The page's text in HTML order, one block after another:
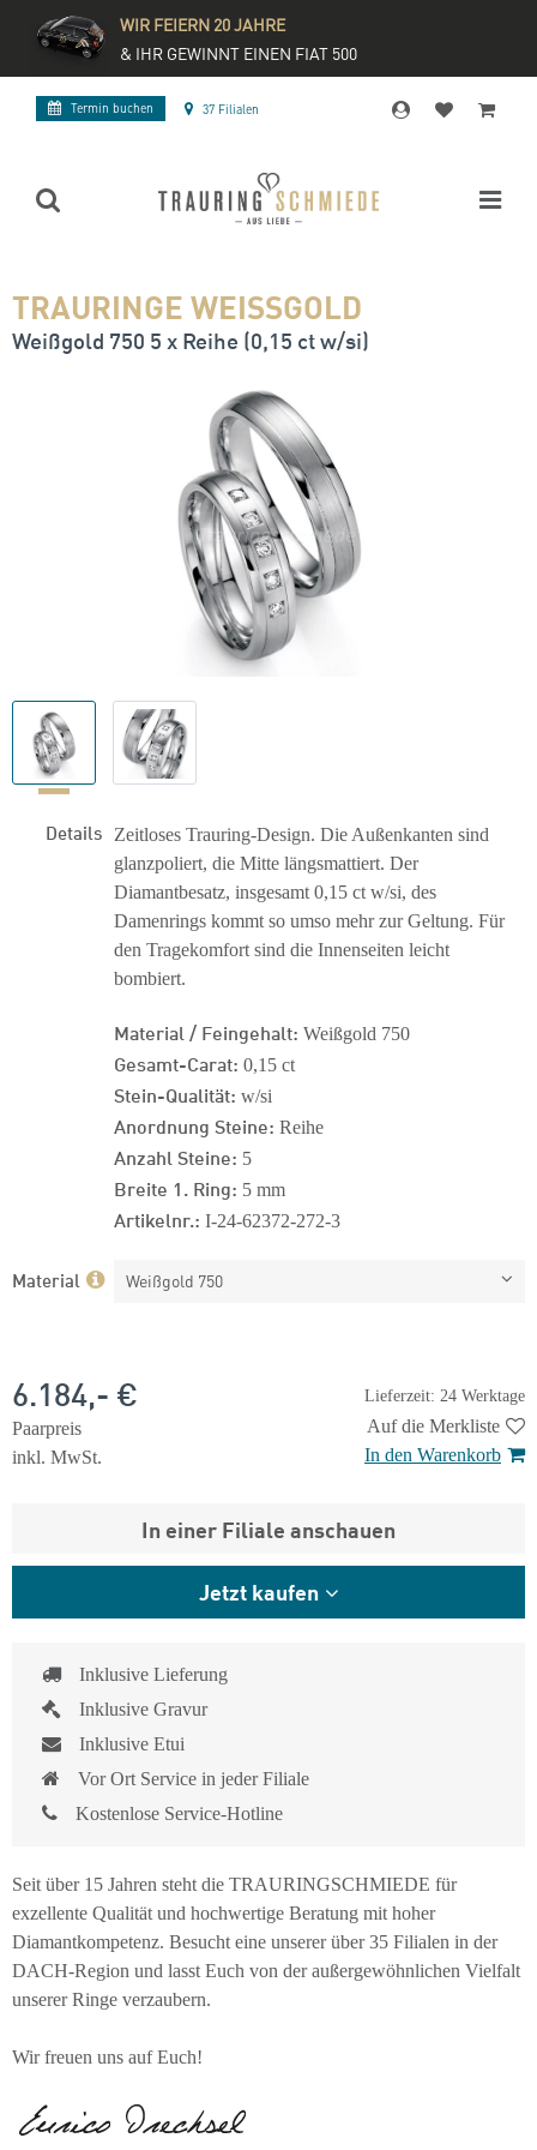
WIR FEIERN 20 JAHRE
& IHR GEWINNT EINEN FIAT 500
Termin buchen 37 Filialen
TRAURINGE WEISSGOLD
Weißgold 750 5 x Reihe (0,15 ct w/si)
Details
Zeitloses Trauring-Design. Die Außenkanten sind
glanzpoliert, die Mitte längsmattiert. Der
Diamantbesatz, insgesamt 0,15 ct w/si, des
Damenrings kommt so umso mehr zur Geltung. Für
den Tragekomfort sind die Innenseiten leicht
bombiert.
Material / Feingehalt: Weißgold 750
Gesamt-Carat: 0,15 ct
Stein-Qualität: w/si
Anordnung Steine: Reihe
Anzahl Steine: 5
Breite 1. Ring: 5 mm
Artikelnr.: I-24-62372-272-3
Material Weißgold 750
Lieferzeit: 24 Werktage
6.184,- €
Paarpreis
inkl. MwSt.
Auf die Merkliste
In den Warenkorb
In einer Filiale anschauen
Jetzt kaufen
Inklusive Lieferung
Inklusive Gravur
Inklusive Etui
Vor Ort Service in jeder Filiale
Kostenlose Service-Hotline
Seit über 15 Jahren steht die TRAURINGSCHMIEDE für
exzellente Qualität und hochwertige Beratung mit hoher
Diamantkompetenz. Besucht eine unserer über 35 Filialen in der
DACH-Region und lasst Euch von der außergewöhnlichen Vielfalt
unserer Ringe verzaubern.
Wir freuen uns auf Euch!